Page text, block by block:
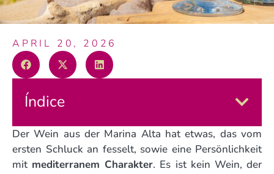
APRIL 20, 2026
Índice
Der Wein aus der Marina Alta hat etwas, das vom
ersten Schluck an fesselt, sowie eine Persönlichkeit
mit mediterranem Charakter. Es ist kein Wein, der